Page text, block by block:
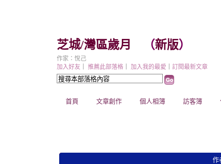
芝城/灣區歲月 （新版）
首頁 文章創作 個人相簿 訪客簿
加入好友 推薦此部落格 加入我的最愛 訂閱最新文章
作家：悅己
作